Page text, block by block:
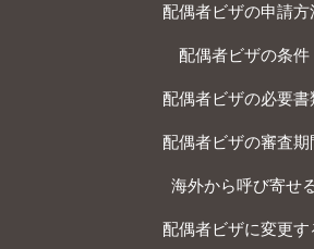
配偶者ビザの申請方
配偶者ビザの条件
配偶者ビザの必要書
配偶者ビザの審査期
海外から呼び寄せ
配偶者ビザに変更す